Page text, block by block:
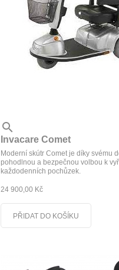

Invacare Comet
Moderní skútr Comet je díky svému
pohodlnou a bezpečnou volbou k
každodenních pochůzek.
24 900,00 Kč
PŘIDAT DO KOŠÍKU